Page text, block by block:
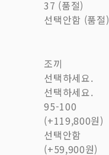
37 (품절)
선택안함 (품절)
조끼
선택하세요.
선택하세요.
95-100
(+119,800원)
선택안함
(+59,900원)